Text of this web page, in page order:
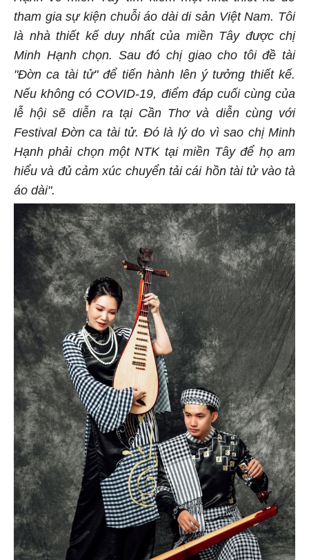
tham gia sự kiện chuỗi áo dài di sản Việt Nam. Tôi
là nhà thiết kế duy nhất của miền Tây được chị
Minh Hạnh chọn. Sau đó chị giao cho tôi đề tài
"Đờn ca tài tử" để tiến hành lên ý tưởng thiết kế.
Nếu không có COVID-19, điểm đáp cuối cùng của
lễ hội sẽ diễn ra tại Cần Thơ và diễn cùng với
Festival Đờn ca tài tử. Đó là lý do vì sao chị Minh
Hạnh phải chọn một NTK tại miền Tây để họ am
hiểu và đủ cảm xúc chuyển tải cái hồn tài tử vào tà
áo dài".